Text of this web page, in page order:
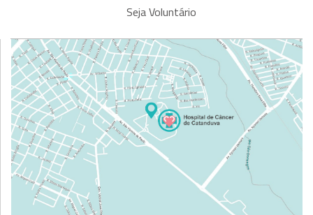
Seja Voluntário